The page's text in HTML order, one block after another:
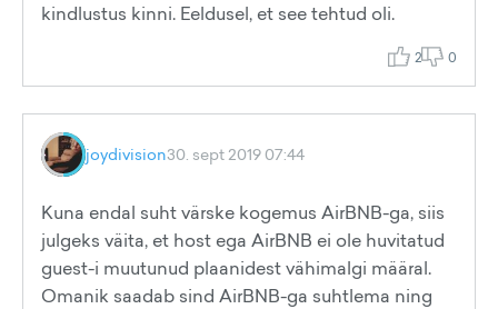
kindlustus kinni. Eeldusel, et see tehtud oli.
2 0
joydivision30. sept 2019 07:44
Kuna endal suht värske kogemus AirBNB-ga, siis
julgeks väita, et host ega AirBNB ei ole huvitatud
guest-i muutunud plaanidest vähimalgi määral.
Omanik saadab sind AirBNB-ga suhtlema ning